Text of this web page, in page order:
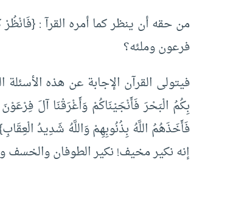
فرعون وملئه؟
إنه نكير مخيف! نكير الطوفان والخسف